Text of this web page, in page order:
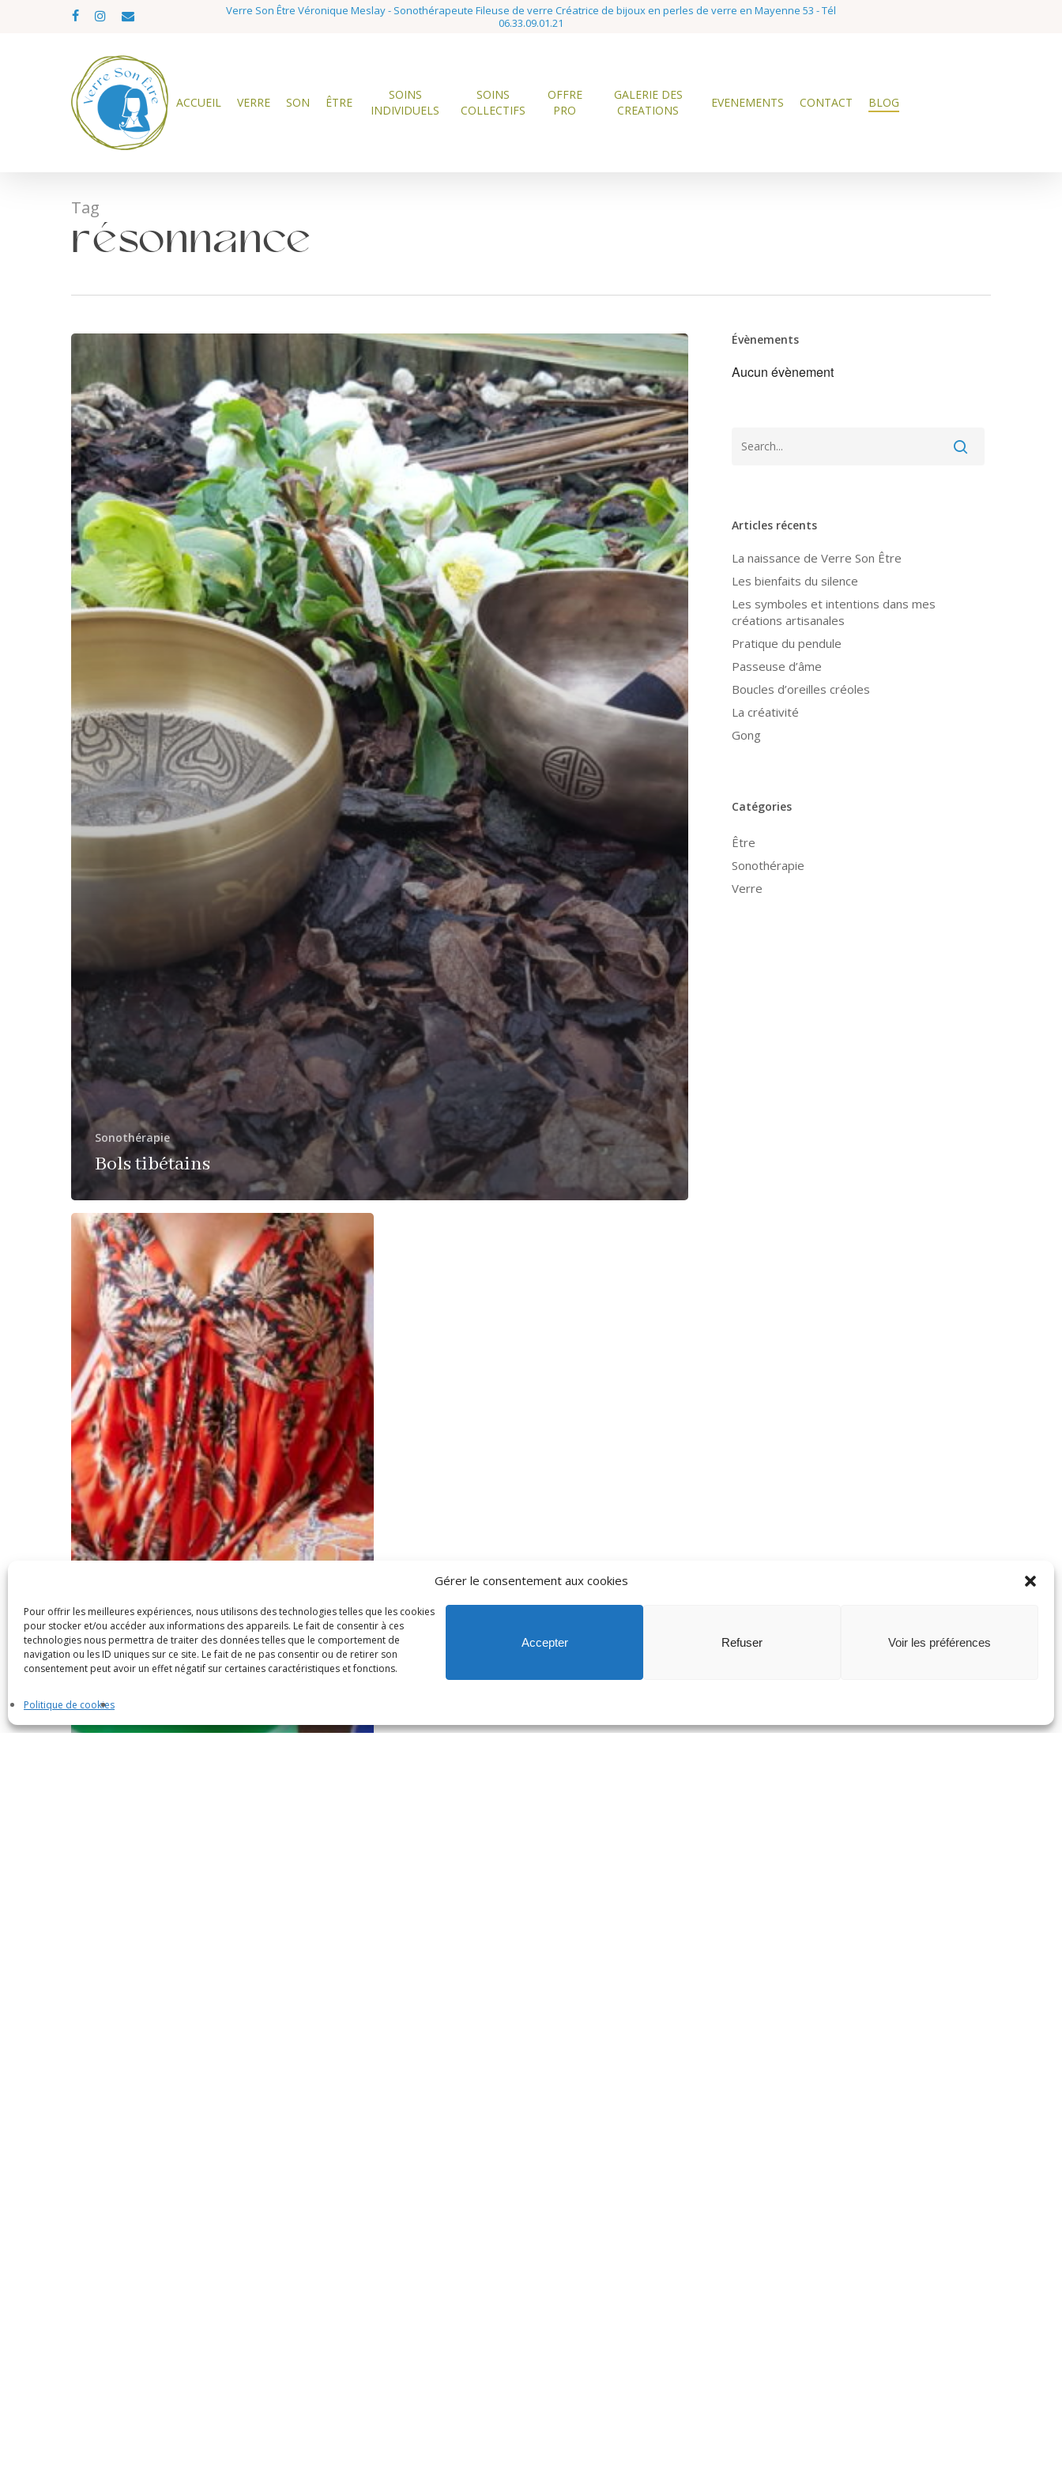
Gérer le consentement aux cookies
Pour offrir les meilleures expériences, nous utilisons des technologies telles que les cookies
pour stocker et/ou accéder aux informations des appareils. Le fait de consentir à ces
technologies nous permettra de traiter des données telles que le comportement de
navigation ou les ID uniques sur ce site. Le fait de ne pas consentir ou de retirer son
consentement peut avoir un effet négatif sur certaines caractéristiques et fonctions.
Accepter Refuser Voir les préférences
Politique de cookies
facebookinstagram
email
Verre Son Être Véronique Meslay - Sonothérapeute Fileuse de verre Créatrice de bijoux en perles de verre en Mayenne 53 - Tél
06.33.09.01.21
ACCUEIL VERRE SON ÊTRE
SOINS
INDIVIDUELS
SOINS
COLLECTIFS
OFFRE
PRO
GALERIE DES
CREATIONS
EVENEMENTS CONTACT BLOG
Tag
résonnance
Sonothérapie
Bols tibétains
Évènements
Aucun évènement
Articles récents
La naissance de Verre Son Être
Les bienfaits du silence
Les symboles et intentions dans mes
créations artisanales
Pratique du pendule
Passeuse d’âme
Boucles d’oreilles créoles
La créativité
Gong
Catégories
Être
Sonothérapie
Verre